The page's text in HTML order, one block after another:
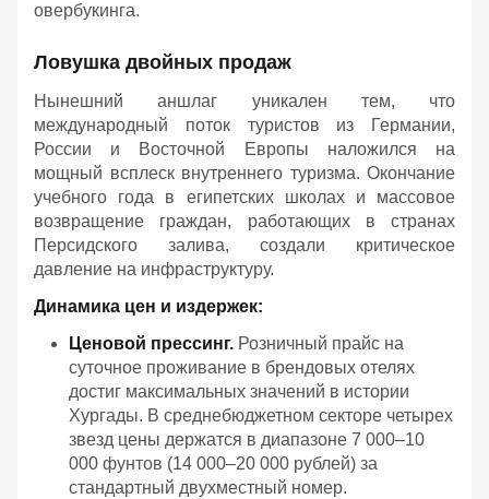
овербукинга.
Ловушка двойных продаж
Нынешний аншлаг уникален тем, что
международный поток туристов из Германии,
России и Восточной Европы наложился на
мощный всплеск внутреннего туризма. Окончание
учебного года в египетских школах и массовое
возвращение граждан, работающих в странах
Персидского залива, создали критическое
давление на инфраструктуру.
Динамика цен и издержек:
Ценовой прессинг. Розничный прайс на
суточное проживание в брендовых отелях
достиг максимальных значений в истории
Хургады. В среднебюджетном секторе четырех
звезд цены держатся в диапазоне 7 000–10
000 фунтов (14 000–20 000 рублей) за
стандартный двухместный номер.